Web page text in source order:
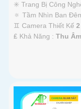
✳️ Trang Bị Công
🔅 Tầm Nhìn Ban
♊ Camera Thiết Kế
️₤ Khả Năng : Thu